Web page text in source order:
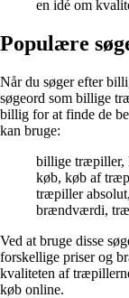
en idé om
Populære
Når du søger efter
søgeord som billige
billig for at finde de
kan bruge:
billige træpiller,
køb, køb af
træpiller
brændværdi,
Ved at bruge disse
forskellige priser og
kvaliteten af
køb online.